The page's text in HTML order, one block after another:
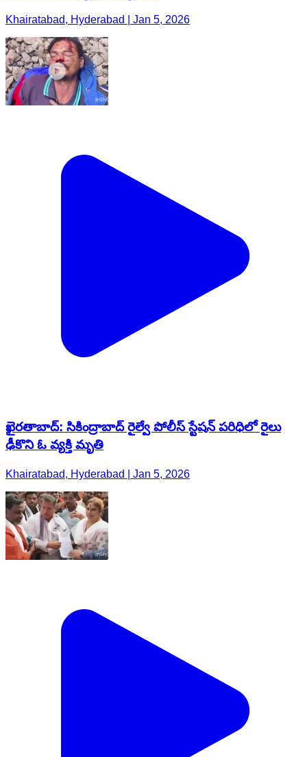
Khairatabad, Hyderabad | Jan 5, 2026
ఖైరతాబాద్: సికింద్రాబాద్ రైల్వే పోలీస్ స్టేషన్ పరిధిలో రైలు
ఢీకొని ఓ వ్యక్తి మృతి
Khairatabad, Hyderabad | Jan 5, 2026